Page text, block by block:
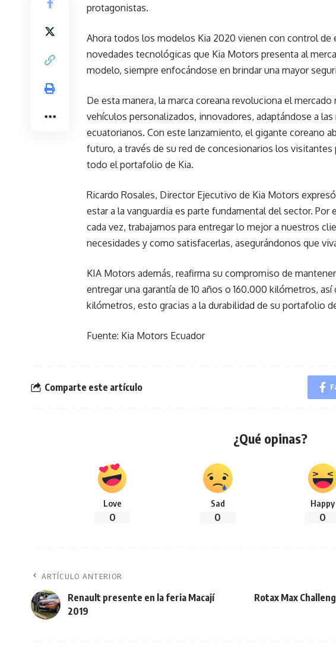
protagonistas.
Ahora todos los modelos Kia 2020 vienen con control de
novedades tecnológicas que Kia Motors presenta al
modelo, siempre enfocándose en brindar una mayor
De esta manera, la marca coreana revoluciona el
vehículos personalizados, innovadores, adaptándose a
ecuatorianos. Con este lanzamiento, el gigante coreano
futuro, a través de su red de concesionarios los
todo el portafolio de Kia.
Ricardo Rosales, Director Ejecutivo de Kia Motors
estar a la vanguardia es parte fundamental del sector.
cada vez, trabajamos para entregar lo mejor a nuestros
necesidades y como satisfacerlas, asegurándonos que
KIA Motors además, reafirma su compromiso de
entregar una garantía de 10 años o 160.000 kilómetros,
kilómetros, esto gracias a la durabilidad de su portafolio
Fuente: Kia Motors Ecuador
Comparte este artículo
¿Qué opinas?
Love
0
Sad
0
Happy
0
ARTÍCULO ANTERIOR
Renault presente en la feria Macají
2019
Rotax Max